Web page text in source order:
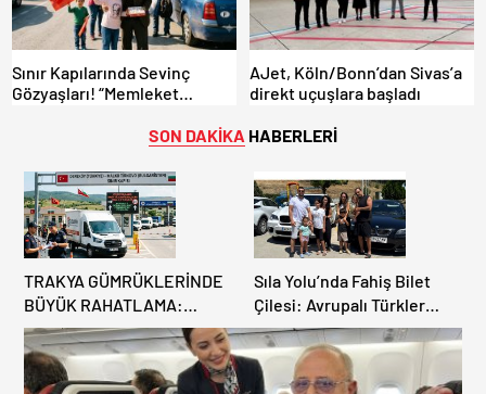
Sınır Kapılarında Sevinç
Gözyaşları! “Memleket
AJet, Köln/Bonn’dan Sivas’a
direkt uçuşlara başladı
SON DAKİKA HABERLERİ
TRAKYA GÜMRÜKLERİNDE
BÜYÜK RAHATLAMA:
DEREKÖY HAFİF TİCARİ
ARAÇLARA AÇILIYOR!
Sıla Yolu’nda Fahiş Bilet
Çilesi: Avrupalı Türkler
Karayollarına Akın Etti,
Gümrükler Kilitlendi!